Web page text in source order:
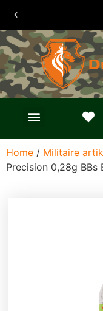
30 dagen
retouren
Home / Militaire
Precision 0,28g